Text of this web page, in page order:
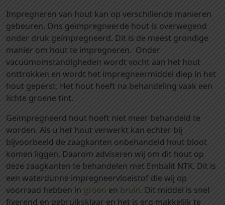
i
j
n
p
r
o
f
i
l
2
8
x
1
4
5
Impregneren van hout kan op verschillende manieren
gebeuren. Ons geïmpregneerde hout is overwegend
onder druk geïmpregneerd. Dit is de meest grondige
manier om hout te impregneren. Onder
vacuümomstandigheden wordt vocht aan het hout
onttrokken en wordt het impregneermiddel diep in het
hout geperst. Het hout heeft na behandeling vaak een
lichte groene tint.
Geïmpregneerd hout hoeft niet meer behandeld te
worden. Als u het hout verwerkt kan echter bij
bijvoorbeeld de zaagkanten onbehandeld hout bloot
komen liggen. Daarom adviseren wij om dit hout op
deze zaagkanten te behandelen met Embalit NTK. Dit is
een waterdunne impregneervloeistof die wij op
voorraad hebben in groen en bruin. Dit middel is snel
fixerend en gebruiksklaar en het is erg makkelijk te